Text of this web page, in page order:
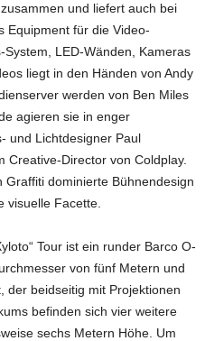
und liefert auch bei
Equipment für die Video-
LED-Wänden, Kameras
liegt in den Händen von Andy
werden von Ben Miles
agieren sie in enger
und Lichtdesigner Paul
Creative-Director von Coldplay.
Graffiti dominierte Bühnendesign
visuelle Facette.
Tour ist ein runder Barco O-
von fünf Metern und
der beidseitig mit Projektionen
befinden sich vier weitere
sechs Metern Höhe. Um